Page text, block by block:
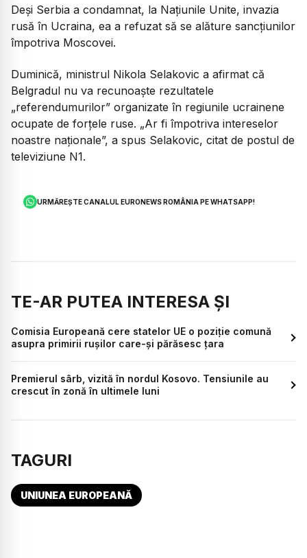
Deşi Serbia a condamnat, la Naţiunile Unite, invazia
rusă în Ucraina, ea a refuzat să se alăture sancţiunilor
împotriva Moscovei.
Duminică, ministrul Nikola Selakovic a afirmat că
Belgradul nu va recunoaşte rezultatele
„referendumurilor” organizate în regiunile ucrainene
ocupate de forţele ruse. „Ar fi împotriva intereselor
noastre naţionale”, a spus Selakovic, citat de postul de
televiziune N1.
URMĂREȘTE CANALUL EURONEWS ROMÂNIA PE WHATSAPP!
TE-AR PUTEA INTERESA ȘI
Comisia Europeană cere statelor UE o poziţie comună
asupra primirii ruşilor care-şi părăsesc ţara
Premierul sârb, vizită în nordul Kosovo. Tensiunile au
crescut în zonă în ultimele luni
TAGURI
UNIUNEA EUROPEANĂ